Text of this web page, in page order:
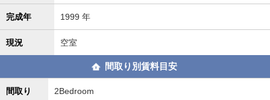
完成年 1999 年
現況 空室
間取り別賃料目安
間取り 2Bedroom